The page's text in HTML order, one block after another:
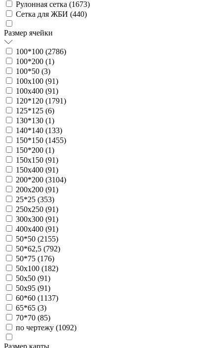
Рулонная сетка (1673)
Сетка для ЖБИ (440)
Размер ячейки
100*100 (2786)
100*200 (1)
100*50 (3)
100х100 (91)
100х400 (91)
120*120 (1791)
125*125 (6)
130*130 (1)
140*140 (133)
150*150 (1455)
150*200 (1)
150х150 (91)
150х400 (91)
200*200 (3104)
200х200 (91)
25*25 (353)
250х250 (91)
300х300 (91)
400х400 (91)
50*50 (2155)
50*62,5 (792)
50*75 (176)
50х100 (182)
50х50 (91)
50х95 (91)
60*60 (1137)
65*65 (3)
70*70 (85)
по чертежу (1092)
Размер карты